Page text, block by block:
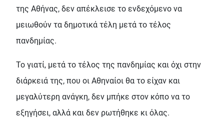
της Αθήνας, δεν απέκλεισε το ενδεχόμενο να
μειωθούν τα δημοτικά τέλη μετά το τέλος
πανδημίας.
Το γιατί, μετά το τέλος της πανδημίας και όχι στην
διάρκειά της, που οι Αθηναίοι θα το είχαν και
μεγαλύτερη ανάγκη, δεν μπήκε στον κόπο να το
εξηγήσει, αλλά και δεν ρωτήθηκε κι όλας.